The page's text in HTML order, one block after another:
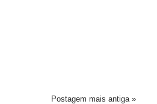
Postagem mais antiga »